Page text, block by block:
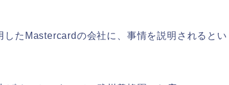
たMastercardの会社に、事情を説明されるとい